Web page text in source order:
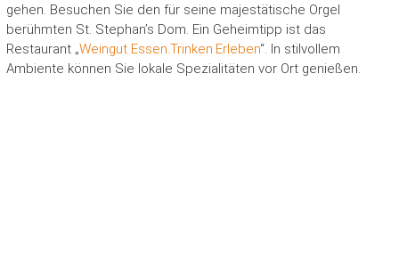
gehen. Besuchen Sie den für seine majestätische Orgel
berühmten St. Stephan’s Dom. Ein Geheimtipp ist das
Restaurant „Weingut Essen.Trinken.Erleben“. In stilvollem
Ambiente können Sie lokale Spezialitäten vor Ort genießen.